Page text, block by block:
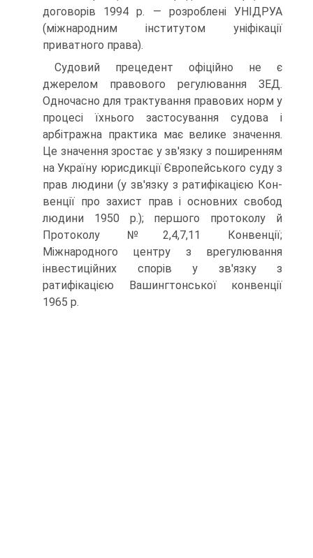
до­говорів 1994 р. — розроблені УНІДРУА
(міжнародним інститутом уніфікації
приватного права).
Судовий прецедент офіційно не є
джерелом правового регулюван­ня ЗЕД.
Одночасно для трактування правових норм у
процесі їхнього застосування судова і
арбітражна практика має велике значення.
Це значення зростає у зв'язку з поширенням
на Україну юрисдикції Європейського суду з
прав людини (у зв'язку з ратифікацією Кон­
венції про захист прав і основних свобод
людини 1950 р.); першого протоколу й
Протоколу №2,4,7,11 Конвенції;
Міжнародного цент­ру з врегулювання
інвестиційних спорів у зв'язку з
ратифікацією Вашингтонської конвенції
1965 р.